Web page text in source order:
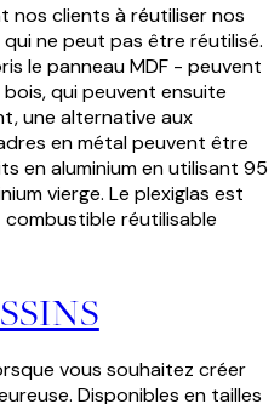
nos clients à réutiliser nos
ne peut pas être réutilisé.
le panneau MDF - peuvent
qui peuvent ensuite
une alternative aux
en métal peuvent être
en aluminium en utilisant 95
vierge. Le plexiglas est
réutilisable
vous souhaitez créer
Disponibles en tailles